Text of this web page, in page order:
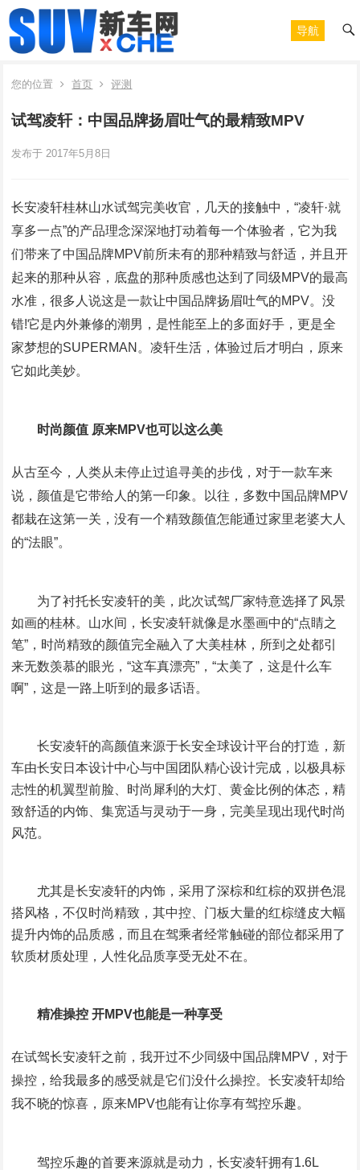
导航
您的位置 首页 评测
试驾凌轩：中国品牌扬眉吐气的最精致MPV
发布于 2017年5月8日
长安凌轩桂林山水试驾完美收官，几天的接触中，“凌轩·就
享多一点”的产品理念深深地打动着每一个体验者，它为我
们带来了中国品牌MPV前所未有的那种精致与舒适，并且开
起来的那种从容，底盘的那种质感也达到了同级MPV的最高
水准，很多人说这是一款让中国品牌扬眉吐气的MPV。没
错!它是内外兼修的潮男，是性能至上的多面好手，更是全
家梦想的SUPERMAN。凌轩生活，体验过后才明白，原来
它如此美妙。
时尚颜值 原来MPV也可以这么美
从古至今，人类从未停止过追寻美的步伐，对于一款车来
说，颜值是它带给人的第一印象。以往，多数中国品牌MPV
都栽在这第一关，没有一个精致颜值怎能通过家里老婆大人
的“法眼”。
为了衬托长安凌轩的美，此次试驾厂家特意选择了风景
如画的桂林。山水间，长安凌轩就像是水墨画中的“点睛之
笔”，时尚精致的颜值完全融入了大美桂林，所到之处都引
来无数羡慕的眼光，“这车真漂亮”，“太美了，这是什么车
啊”，这是一路上听到的最多话语。
长安凌轩的高颜值来源于长安全球设计平台的打造，新
车由长安日本设计中心与中国团队精心设计完成，以极具标
志性的机翼型前脸、时尚犀利的大灯、黄金比例的体态，精
致舒适的内饰、集宽适与灵动于一身，完美呈现出现代时尚
风范。
尤其是长安凌轩的内饰，采用了深棕和红棕的双拼色混
搭风格，不仅时尚精致，其中控、门板大量的红棕缝皮大幅
提升内饰的品质感，而且在驾乘者经常触碰的部位都采用了
软质材质处理，人性化品质享受无处不在。
精准操控 开MPV也能是一种享受
在试驾长安凌轩之前，我开过不少同级中国品牌MPV，对于
操控，给我最多的感受就是它们没什么操控。长安凌轩却给
我不晓的惊喜，原来MPV也能有让你享有驾控乐趣。
驾控乐趣的首要来源就是动力，长安凌轩拥有1.6L